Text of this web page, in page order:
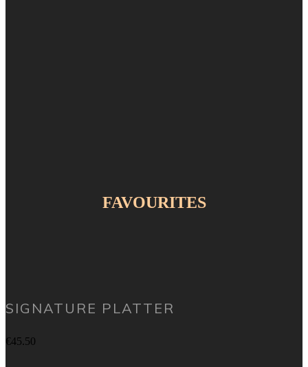
FAVOURITES
SIGNATURE PLATTER
€45.50